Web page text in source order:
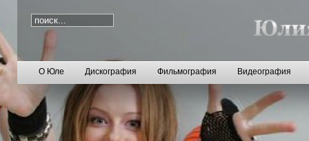
О Юле Дискография Фильмография Видеография